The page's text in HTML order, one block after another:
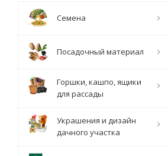
Семена
Посадочный материал
Горшки, кашпо, ящики
для рассады
Украшения и дизайн
дачного участка